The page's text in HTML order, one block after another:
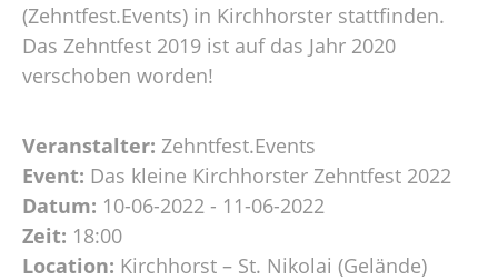
(Zehntfest.Events) in Kirchhorster stattfinden.
Das Zehntfest 2019 ist auf das Jahr 2020
verschoben worden!
Veranstalter: Zehntfest.Events
Event: Das kleine Kirchhorster Zehntfest 2022
Datum: 10-06-2022 - 11-06-2022
Zeit: 18:00
Location: Kirchhorst – St. Nikolai (Gelände)